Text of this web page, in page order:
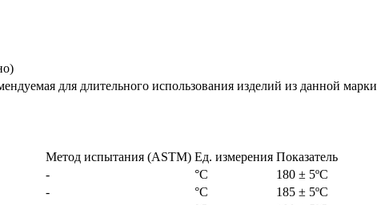
для длительного использования изделий из данной марки
Метод испытания (ASTM) Ед. измерения Показатель
- °С
180 ± 5ºC
- °С
185 ± 5ºC